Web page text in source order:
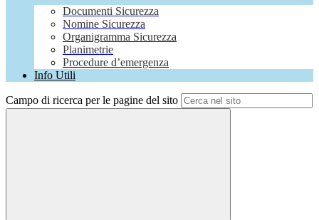
Documenti Sicurezza
Nomine Sicurezza
Organigramma Sicurezza
Planimetrie
Procedure d’emergenza
Info Utili
Campo di ricerca per le pagine del sito